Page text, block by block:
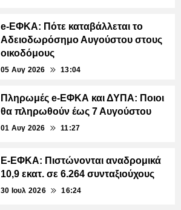
e-ΕΦΚΑ: Πότε καταβάλλεται το
Αδειοδωρόσημο Αυγούστου στους
οικοδόμους
05 Αυγ 2026 13:04
Πληρωμές e-ΕΦΚΑ και ΔΥΠΑ: Ποιοι
θα πληρωθούν έως 7 Αυγούστου
01 Αυγ 2026 11:27
E-ΕΦΚΑ: Πιστώνονται αναδρομικά
10,9 εκατ. σε 6.264 συνταξιούχους
30 Ιουλ 2026 16:24